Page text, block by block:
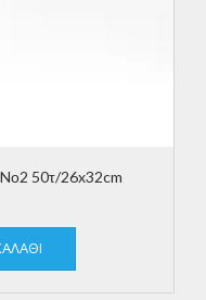
50τ/26x32cm